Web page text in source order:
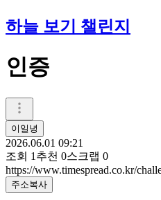
하늘 보기 챌린지
인증
이일녕
2026.06.01 09:21
조회 1 추천 0스크랩 0
https://www.timespread.co.kr/
주소복사